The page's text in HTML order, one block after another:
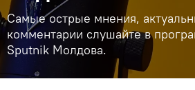
Самые острые мнения,
комментарии слушайте в
Sputnik Молдова.